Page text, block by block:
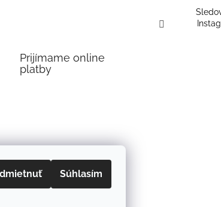
Súhlasím
Prijímame online
platby